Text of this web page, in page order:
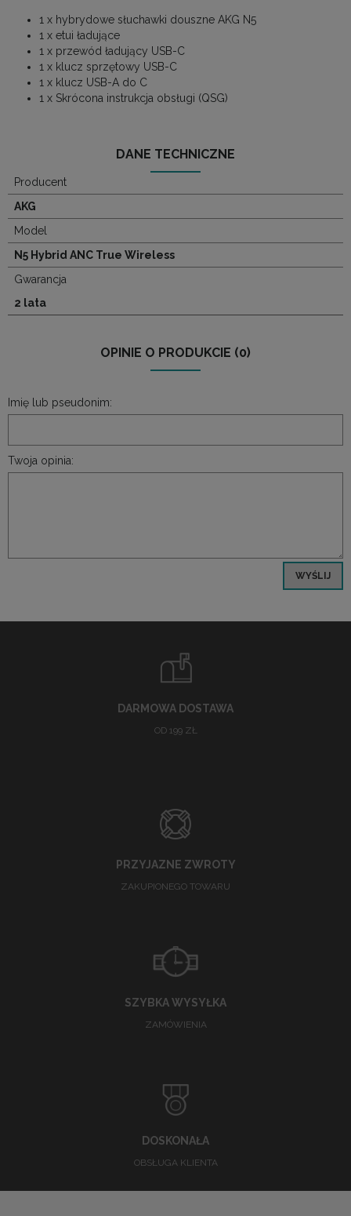
1 x hybrydowe słuchawki douszne AKG N5
1 x etui ładujące
1 x przewód ładujący USB-C
1 x klucz sprzętowy USB-C
1 x klucz USB-A do C
1 x Skrócona instrukcja obsługi (QSG)
DANE TECHNICZNE
Producent
AKG
Model
N5 Hybrid ANC True Wireless
Gwarancja
2 lata
OPINIE O PRODUKCIE (0)
Imię lub pseudonim:
Twoja opinia:
WYŚLIJ
DARMOWA DOSTAWA
OD 199 ZŁ
PRZYJAZNE ZWROTY
ZAKUPIONEGO TOWARU
SZYBKA WYSYŁKA
ZAMÓWIENIA
DOSKONAŁA
OBSŁUGA KLIENTA